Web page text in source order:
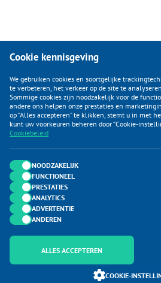
KLANTENSERVICE
CATEGORIEËN
DUIJVELAAR E-COMMERCE
CONTACTEN
Onderdeel van Duijvelaar E-commerce
Cookie kennisgeving
We gebruiken cookies en soortgelijke
te verbeteren, het verkeer op de site te
Sommige cookies zijn noodzakelijk voor de
andere ons helpen onze prestaties en
op “Alles accepteren” te klikken, stemt u in met
kunt uw voorkeuren beheren door “Cookie-
Cookiebeleid
NOODZAKELIJK
FUNCTIONEEL
PRESTATIES
ANALYTICS
ADVERTENTIE
ANDEREN
ALLES ACCEPTEREN
COOKIE-